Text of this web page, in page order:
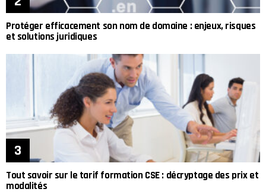
Protéger efficacement son nom de domaine : enjeux, risques
et solutions juridiques
Tout savoir sur le tarif formation CSE : décryptage des prix et
modalités